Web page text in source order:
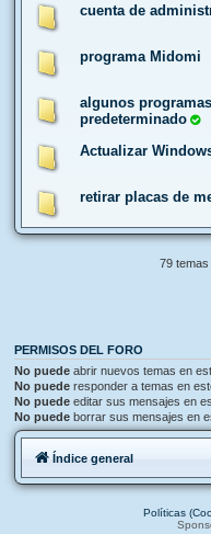
cuenta de
programa Midomi
algunos
predeterminado
Actualizar
retirar placas de
79 temas
PERMISOS DEL FORO
No puede abrir nuevos temas en
No puede responder a temas en
No puede editar sus mensajes en
No puede borrar sus mensajes en
Índice general
Políticas